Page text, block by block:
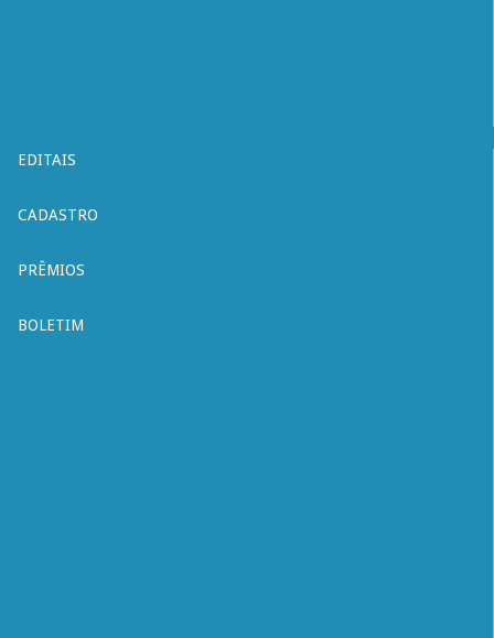
EDITAIS
CADASTRO
PRÊMIOS
BOLETIM